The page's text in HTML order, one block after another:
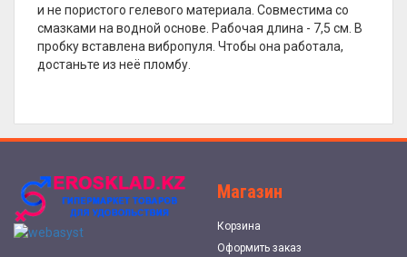
и не пористого гелевого материала. Совместима со
смазками на водной основе. Рабочая длина - 7,5 см. В
пробку вставлена вибропуля. Чтобы она работала,
достаньте из неё пломбу.
Магазин
Корзина
Оформить заказ